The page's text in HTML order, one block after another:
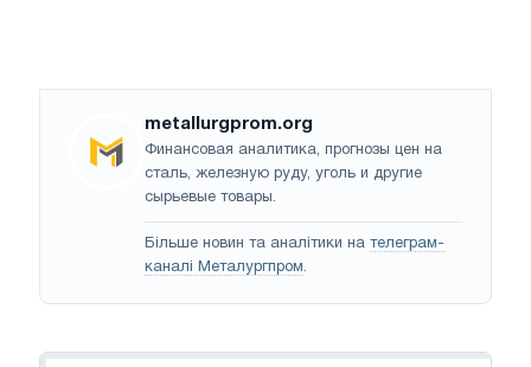
metallurgprom.org
Финансовая аналитика, прогнозы цен на
сталь, железную руду, уголь и другие
сырьевые товары.
Більше новин та аналітики на телеграм-
каналі Металургпром.